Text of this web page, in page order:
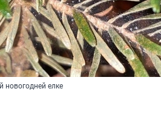
новогодней елке